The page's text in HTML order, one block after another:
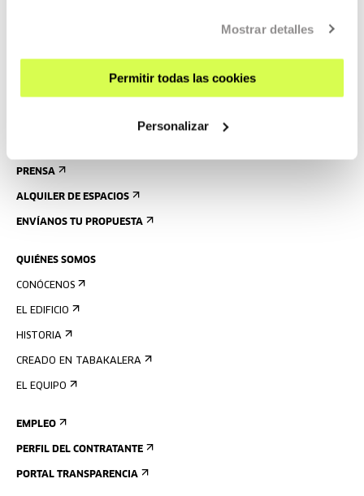
Mostrar detalles
Permitir todas las cookies
Personalizar
ALOJAMIENTO
PRENSA
ALQUILER DE ESPACIOS
ENVÍANOS TU PROPUESTA
QUIÉNES SOMOS
CONÓCENOS
EL EDIFICIO
HISTORIA
CREADO EN TABAKALERA
EL EQUIPO
EMPLEO
PERFIL DEL CONTRATANTE
PORTAL TRANSPARENCIA